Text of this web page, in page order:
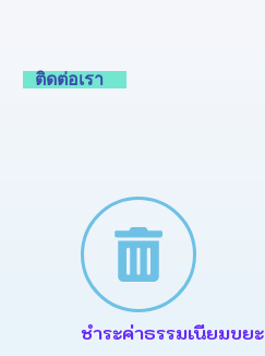
ติดต่อเรา
ชำระค่าธรรมเนียมขยะ